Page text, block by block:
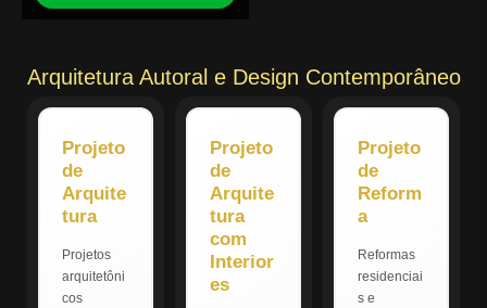
Arquitetura Autoral e Design Contemporâneo
Projeto
de
Arquite
tura
Projetos
arquitetôni
cos
Projeto
de
Arquite
tura
com
Interior
es
Projeto
de
Reform
a
Reformas
residenciai
s e